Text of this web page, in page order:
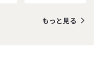
もっと見る